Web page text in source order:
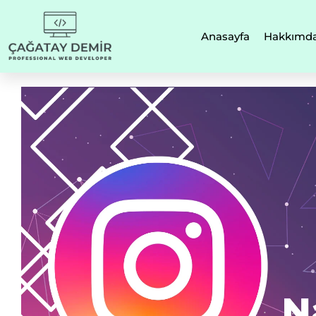
Anasayfa